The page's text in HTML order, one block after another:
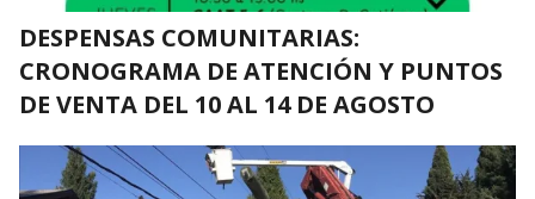
DESPENSAS COMUNITARIAS:
CRONOGRAMA DE ATENCIÓN Y PUNTOS
DE VENTA DEL 10 AL 14 DE AGOSTO